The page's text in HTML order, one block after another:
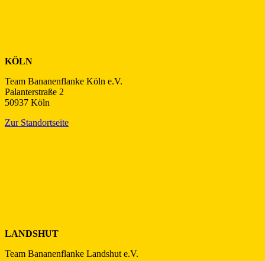
KÖLN
Team Bananenflanke Köln e.V.
Palanterstraße 2
50937 Köln
Zur Standortseite
LANDSHUT
Team Bananenflanke Landshut e.V.